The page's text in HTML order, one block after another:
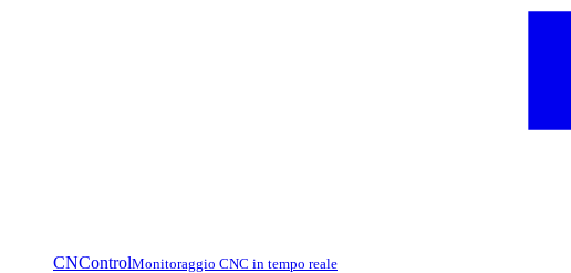
CNControlMonitoraggio CNC in tempo reale